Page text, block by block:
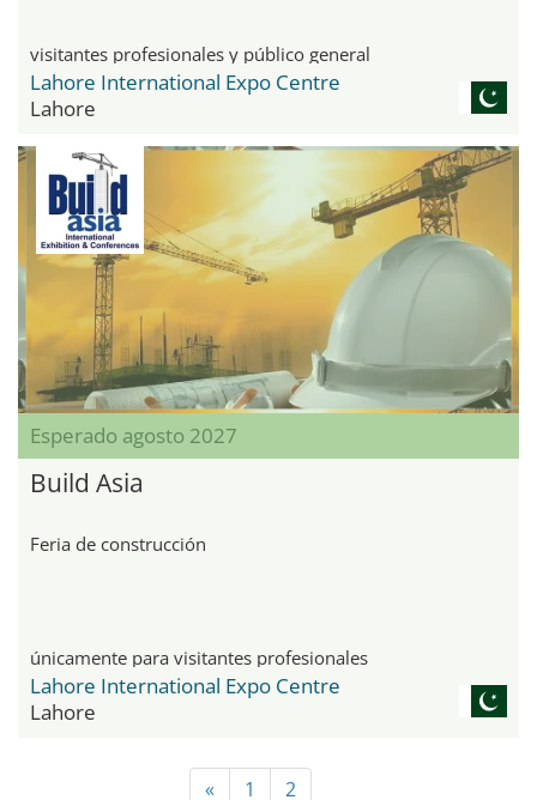
visitantes profesionales y público general
Lahore International Expo Centre
Lahore
Esperado agosto 2027
Build Asia
Feria de construcción
únicamente para visitantes profesionales
Lahore International Expo Centre
Lahore
« 1 2